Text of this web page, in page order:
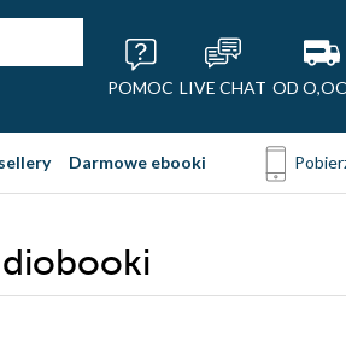
POMOC LIVE CHAT OD
Darmowe ebooki